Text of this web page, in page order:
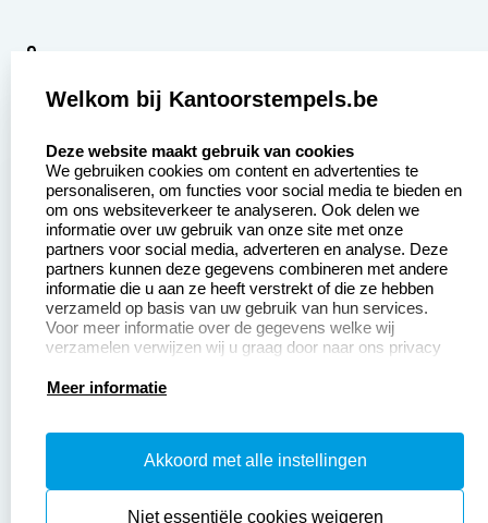
9
Aanvraag op maat
Betaling &
Verzending
Wederverkoper
worden
Contact opnemen
Veel gestelde vragen
Retourneren
Herroepingsrecht
Productinformatie:
Instructiepagina
Safety Sheets
Welkom bij Kantoorstempels.be
Deze website maakt gebruik van cookies
We gebruiken cookies om content en advertenties te
personaliseren, om functies voor social media te bieden en
om ons websiteverkeer te analyseren. Ook delen we
informatie over uw gebruik van onze site met onze
partners voor social media, adverteren en analyse. Deze
partners kunnen deze gegevens combineren met andere
informatie die u aan ze heeft verstrekt of die ze hebben
verzameld op basis van uw gebruik van hun services.
Voor meer informatie over de gegevens welke wij
verzamelen verwijzen wij u graag door naar ons privacy
Meer informatie
Akkoord met alle instellingen
Niet essentiële cookies weigeren